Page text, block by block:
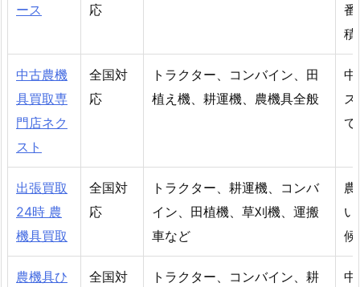
ース
応
番
積
中古農機
具買取専
門店ネク
スト
全国対
応
トラクター、コンバイン、田
植え機、耕運機、農機具全般
中
て
出張買取
24時 農
機具買取
全国対
応
トラクター、耕運機、コンバ
イン、田植機、草刈機、運搬
車など
候
農機具ひ
全国対
トラクター、コンバイン、耕
中